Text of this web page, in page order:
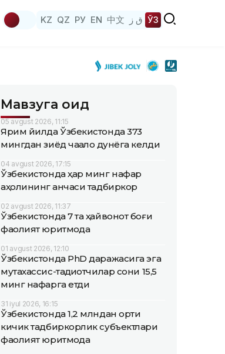
KZ QZ РУ EN 中文 ق ز ЎЗ
Мавзуга оид
05 avgust 2026, 11:15
Ярим йилда Ўзбекистонда 373
мингдан зиёд чақалоқ дунёга келди
04 avgust 2026, 17:15
Ўзбекистонда ҳар минг нафар
аҳолининг қанчаси тадбиркор
02 avgust 2026, 11:37
Ўзбекистонда 7 та ҳайвонот боғи
фаолият юритмоқда
01 avgust 2026, 12:10
Ўзбекистонда PhD даражасига эга
мутахассис-тадқиқотчилар сони 15,5
минг нафарга етди
31 iyul 2026, 16:15
Ўзбекистонда 1,2 млндан ортиқ
кичик тадбиркорлик субъектлари
фаолият юритмоқда